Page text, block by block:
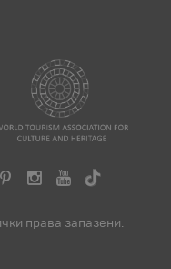
права запазени.